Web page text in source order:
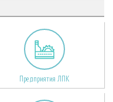
Предприятия ЛПК